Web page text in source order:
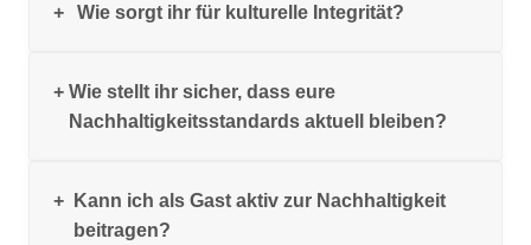
Ja, wir beziehen Lebensmittel und Dienstleistungen
Projekte. So stärken wir die Region und sichern
nachhaltige Partnerschaften.
Wie sorgt ihr für kulturelle Integrität?
Unsere Gäste werden über lokale Bräuche, heilige
Stätten und respektvollen Umgang mit der Natur
Wie stellt ihr sicher, dass eure
Nachhaltigkeitsstandards aktuell bleiben?
Nachhaltigkeit ist ein fortlaufender Prozess. Wir
überprüfen unsere Ziele regelmäßig, schulen das Team
Kann ich als Gast aktiv zur Nachhaltigkeit
beitragen?